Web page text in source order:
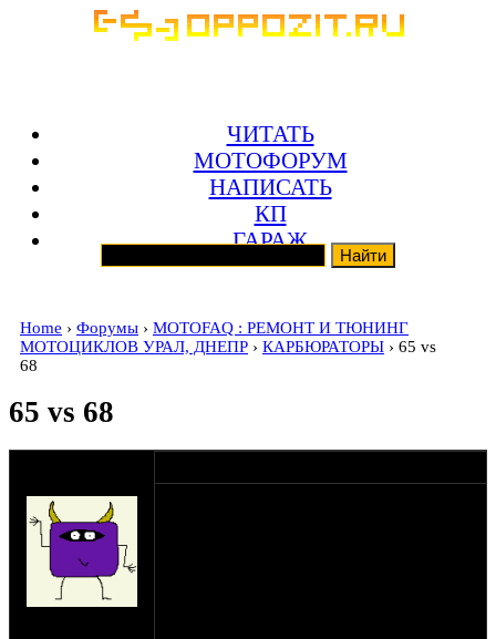
ЧИТАТЬ
МОТОФОРУМ
НАПИСАТЬ
КП
ГАРАЖ
Home › Форумы › MOTOFAQ : РЕМОНТ И ТЮНИНГ
МОТОЦИКЛОВ УРАЛ, ДНЕПР › КАРБЮРАТОРЫ › 65 vs
68
65 vs 68